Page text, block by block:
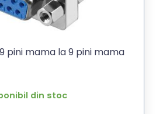
pini mama la 9 pini mama
din stoc